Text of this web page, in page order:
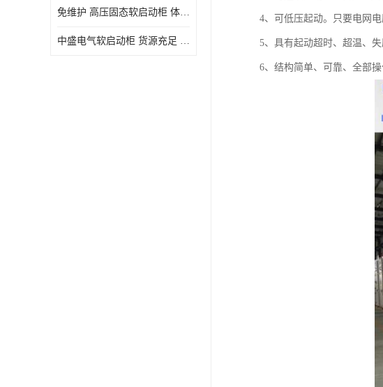
免维护 高压固态软启动柜 体积小、结构紧凑 节能降耗 湖北中盛
中盛电气软启动柜 货源充足 定制一站式服务
4、可低压起动。只要电网
5、具有起动超时、超温、
6、结构简单、可靠、全部